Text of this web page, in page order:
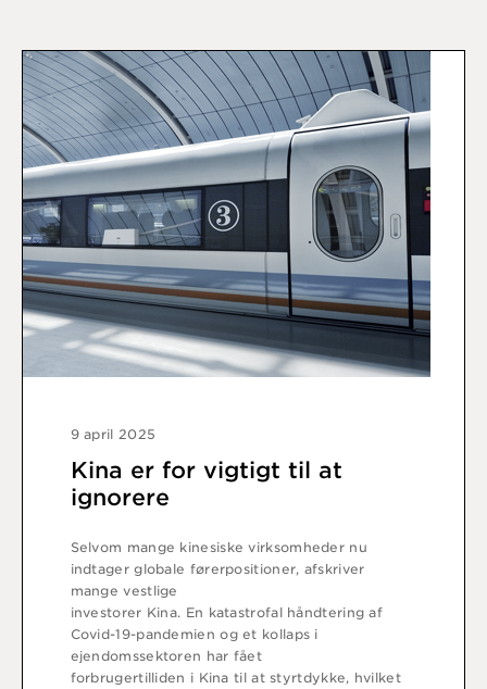
9 april 2025
Kina er for vigtigt til at
ignorere
Selvom mange kinesiske virksomheder nu
indtager globale førerpositioner, afskriver
mange vestlige
investorer Kina. En katastrofal håndtering af
Covid-19-pandemien og et kollaps i
ejendomssektoren har fået
forbrugertilliden i Kina til at styrtdykke, hvilket